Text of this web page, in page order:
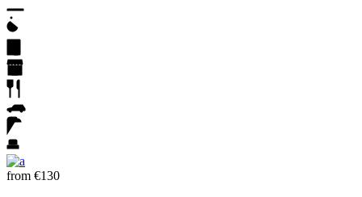
from €130